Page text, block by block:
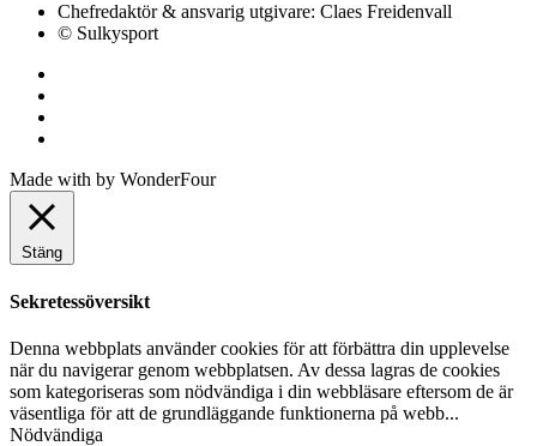
Chefredaktör & ansvarig utgivare: Claes Freidenvall
© Sulkysport
Made with by WonderFour
Stäng
Sekretessöversikt
Denna webbplats använder cookies för att förbättra din upplevelse
när du navigerar genom webbplatsen. Av dessa lagras de cookies
som kategoriseras som nödvändiga i din webbläsare eftersom de är
väsentliga för att de grundläggande funktionerna på webb...
Nödvändiga